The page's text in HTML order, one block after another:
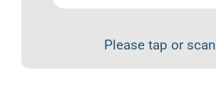
Please tap or scan